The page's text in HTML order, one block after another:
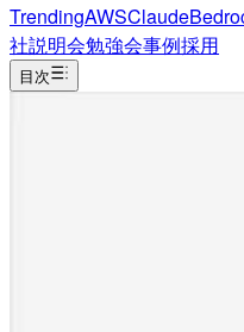
TrendingAWSClaude
社説明会勉強会事例採用
目次